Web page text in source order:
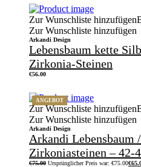
Zur Wunschliste hinzufügen
Zur Wunschliste hinzufügen
Arkandi Design
Lebensbaum kette
Zirkonia-Steinen
€56.00
ANGEBOT
Zur Wunschliste hinzufügen
Zur Wunschliste hinzufügen
Arkandi Design
Arkandi Lebensbaum
Zirkoniasteinen – 42-
€75.00 Ursprünglicher Preis war: €75.00€